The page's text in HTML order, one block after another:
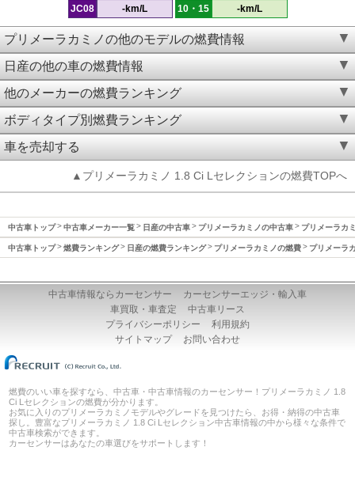
JC08 -km/L 10・15 -km/L
プリメーラカミノの他のモデルの燃費情報
日産の他の車の燃費情報
他のメーカーの燃費ランキング
ボディタイプ別燃費ランキング
車を売却する
▲プリメーラカミノ 1.8 Ci Lセレクションの燃費TOPへ
中古車トップ 中古車メーカー一覧 日産の中古車 プリメーラカミノの中古車 プリメーラカ
中古車トップ 燃費ランキング 日産の燃費ランキング プリメーラカミノの燃費 プリメーラ
中古車情報ならカーセンサー
カーセンサーエッジ・輸入車
車買取・車査定
中古車リース
プライバシーポリシー
利用規約
サイトマップ
お問い合わせ
燃費のいい車を探すなら、中古車・中古車情報のカーセンサー！プリメーラカミノ 1.8
Ci Lセレクションの燃費が分かります。
お気に入りのプリメーラカミノモデルやグレードを見つけたら、お得・納得の中古車
探し。豊富なプリメーラカミノ 1.8 Ci Lセレクション中古車情報の中から様々な条件で
中古車検索ができます。
カーセンサーはあなたの車選びをサポートします！